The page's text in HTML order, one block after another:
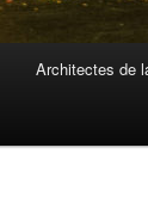
Architectes de